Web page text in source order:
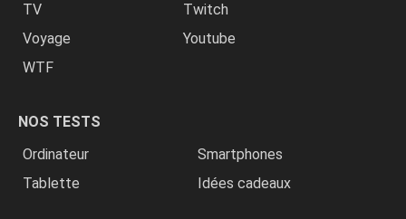
TV
Twitch
Voyage
Youtube
WTF
NOS TESTS
Ordinateur
Smartphones
Tablette
Idées cadeaux